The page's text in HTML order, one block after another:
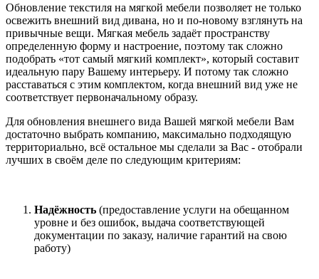
Обновление текстиля на мягкой мебели позволяет не только
освежить внешний вид дивана, но и по-новому взглянуть на
привычные вещи. Мягкая мебель задаёт пространству
определенную форму и настроение, поэтому так сложно
подобрать «тот самый мягкий комплект», который составит
идеальную пару Вашему интерьеру. И потому так сложно
расставаться с этим комплектом, когда внешний вид уже не
соответствует первоначальному образу.
Для обновления внешнего вида Вашей мягкой мебели Вам
достаточно выбрать компанию, максимально подходящую
территориально, всё остальное мы сделали за Вас - отобрали
лучших в своём деле по следующим критериям:
Надёжность (предоставление услуги на обещанном
уровне и без ошибок, выдача соответствующей
документации по заказу, наличие гарантий на свою
работу)